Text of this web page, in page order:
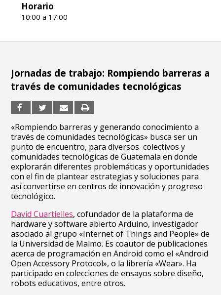
Horario
10:00 a 17:00
Jornadas de trabajo: Rompiendo barreras a
través de comunidades tecnológicas
«Rompiendo barreras y generando conocimiento a
través de comunidades tecnológicas» busca ser un
punto de encuentro, para diversos colectivos y
comunidades tecnológicas de Guatemala en donde
explorarán diferentes problemáticas y oportunidades
con el fin de plantear estrategias y soluciones para
así convertirse en centros de innovación y progreso
tecnológico.
David Cuartielles, cofundador de la plataforma de
hardware y software abierto Arduino, investigador
asociado al grupo «Internet of Things and People» de
la Universidad de Malmo. Es coautor de publicaciones
acerca de programación en Android como el «Android
Open Accessory Protocol», o la librería «Wear». Ha
participado en colecciones de ensayos sobre diseño,
robots educativos, entre otros.